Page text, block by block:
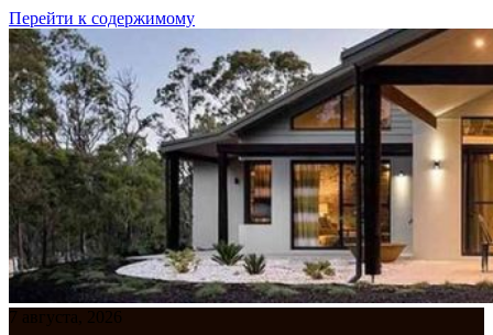
Перейти к содержимому
7 августа, 2026